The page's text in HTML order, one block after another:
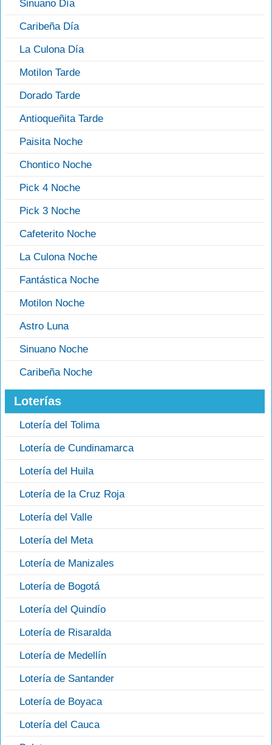
Sinuano Día
Caribeña Día
La Culona Día
Motilon Tarde
Dorado Tarde
Antioqueñita Tarde
Paisita Noche
Chontico Noche
Pick 4 Noche
Pick 3 Noche
Cafeterito Noche
La Culona Noche
Fantástica Noche
Motilon Noche
Astro Luna
Sinuano Noche
Caribeña Noche
Loterías
Lotería del Tolima
Lotería de Cundinamarca
Lotería del Huila
Lotería de la Cruz Roja
Lotería del Valle
Lotería del Meta
Lotería de Manizales
Lotería de Bogotá
Lotería del Quindío
Lotería de Risaralda
Lotería de Medellín
Lotería de Santander
Lotería de Boyaca
Lotería del Cauca